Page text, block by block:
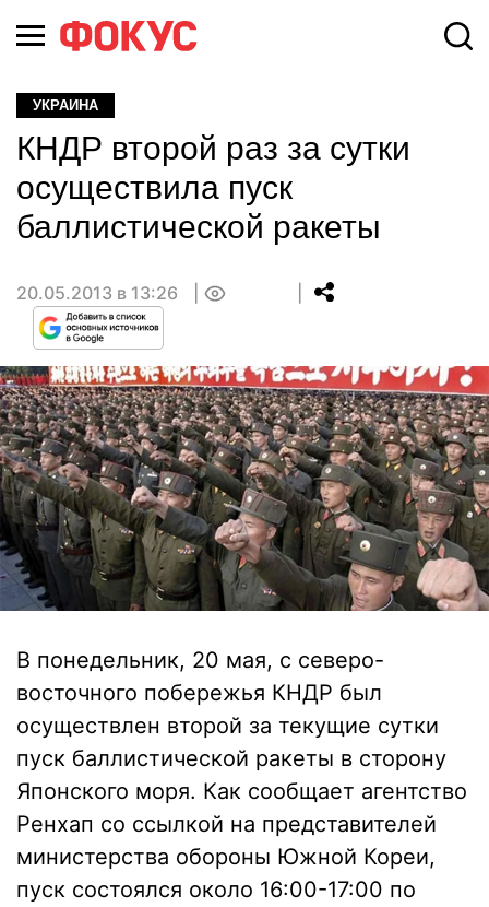
УКРАИНА
КНДР второй раз за сутки
осуществила пуск
баллистической ракеты
20.05.2013 в 13:26
В понедельник, 20 мая, с северо-
восточного побережья КНДР был
осуществлен второй за текущие сутки
пуск баллистической ракеты в сторону
Японского моря. Как сообщает агентство
Ренхап со ссылкой на представителей
министерства обороны Южной Кореи,
пуск состоялся около 16:00-17:00 по